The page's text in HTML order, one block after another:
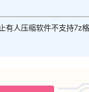
有人压缩软件不支持7z